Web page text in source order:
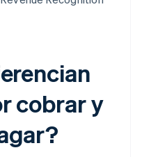
cobrar y